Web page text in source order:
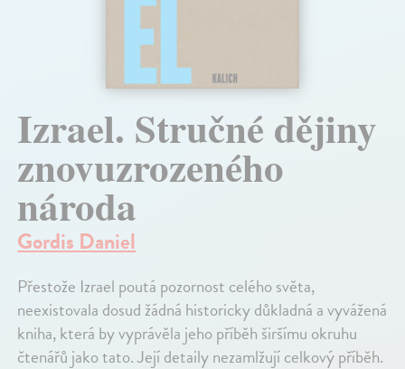
Izrael. Stručné dějiny
znovuzrozeného
národa
Gordis Daniel
Přestože Izrael poutá pozornost celého světa,
neexistovala dosud žádná historicky důkladná a vyvážená
kniha, která by vyprávěla jeho příběh širšímu okruhu
čtenářů jako tato. Její detaily nezamlžují celkový příběh.